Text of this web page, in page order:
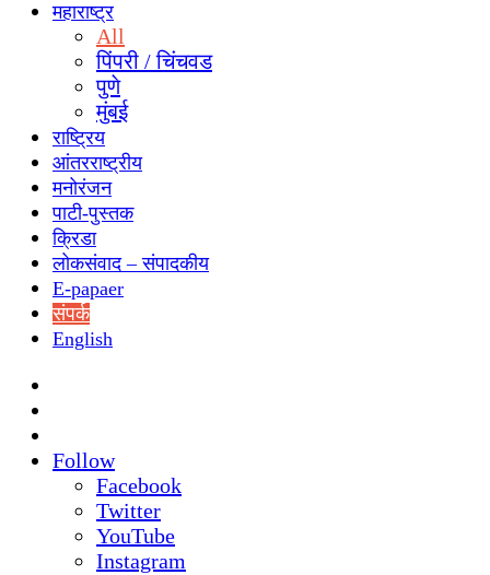
महाराष्ट्र
All
पिंपरी / चिंचवड
पुणे
मुंबई
राष्ट्रिय
आंतरराष्ट्रीय
मनोरंजन
पाटी-पुस्तक
क्रिडा
लोकसंवाद – संपादकीय
E-papaer
संपर्क
English
Follow
Facebook
Twitter
YouTube
Instagram